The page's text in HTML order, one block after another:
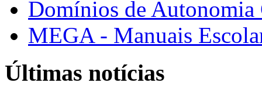
Domínios de Autonomia
MEGA - Manuais
Últimas notícias